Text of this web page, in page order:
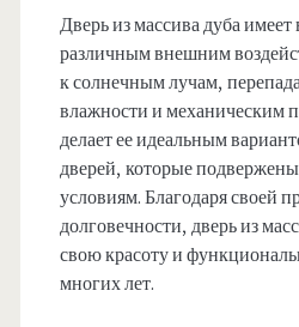
Дверь из массива дуба
различным внешним
к солнечным лучам,
влажности и механическим
делает ее идеальным
дверей, которые
условиям. Благодаря своей
долговечности, дверь из
свою красоту и
многих лет.